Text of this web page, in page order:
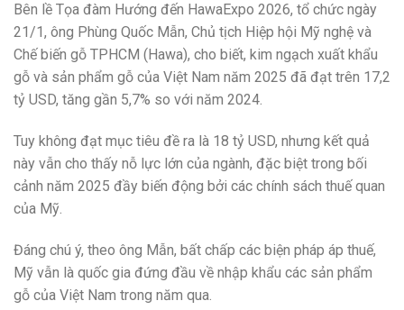
Bên lề Tọa đàm Hướng đến HawaExpo 2026, tổ chức ngày
21/1, ông Phùng Quốc Mẫn, Chủ tịch Hiệp hội Mỹ nghệ và
Chế biến gỗ TPHCM (Hawa), cho biết, kim ngạch xuất khẩu
gỗ và sản phẩm gỗ của Việt Nam năm 2025 đã đạt trên 17,2
tỷ USD, tăng gần 5,7% so với năm 2024.
Tuy không đạt mục tiêu đề ra là 18 tỷ USD, nhưng kết quả
này vẫn cho thấy nỗ lực lớn của ngành, đặc biệt trong bối
cảnh năm 2025 đầy biến động bởi các chính sách thuế quan
của Mỹ.
Đáng chú ý, theo ông Mẫn, bất chấp các biện pháp áp thuế,
Mỹ vẫn là quốc gia đứng đầu về nhập khẩu các sản phẩm
gỗ của Việt Nam trong năm qua.